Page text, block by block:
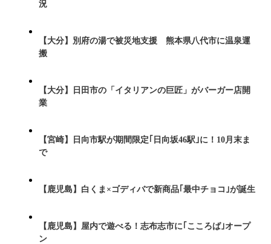
況
【大分】別府の湯で被災地支援 熊本県八代市に温泉運
搬
【大分】日田市の「イタリアンの巨匠」がバーガー店開
業
【宮崎】日向市駅が期間限定｢日向坂46駅｣に！10月末ま
で
【鹿児島】白くま×ゴディバで新商品｢最中チョコ｣が誕生
【鹿児島】屋内で遊べる！志布志市に｢こころば｣オープ
ン